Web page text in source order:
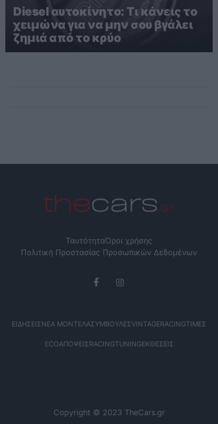
Diesel αυτοκίνητο: Τι κάνεις το
χειμώνα για να μην σου βγάλει
ζημιά από το κρύο
ΤαυτότηταΌροι χρήσης
Πολιτική Προστασίας Προσωπικών Δεδομένων
ΕΙΔΉΣΕΙΣΝΈΑ ΜΟΝΤΈΛΑΣΥΜΒΟΥΛΈΣVINTAGERACINGΤΙΜΈΣ
ECOΑΠΌΨΕΙΣRACINGTUNINGΕΚΘΈΣΕΙΣ
Copyright © 2023 TheCars.gr